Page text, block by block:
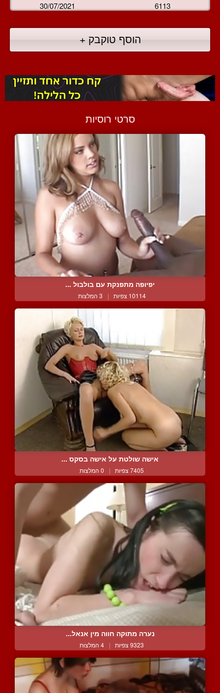
30/07/2021 6113
הוסף טוקבק +
סרטי רוסיות
יפיופה מתפנקת עם בולבול ...
10114 צפיות | 3 המלצות
אישה שולטת על אישה בסקס ...
7405 צפיות | 0 המלצות
נערה מתוקה חווה מין אנאל...
9323 צפיות | 4 המלצות